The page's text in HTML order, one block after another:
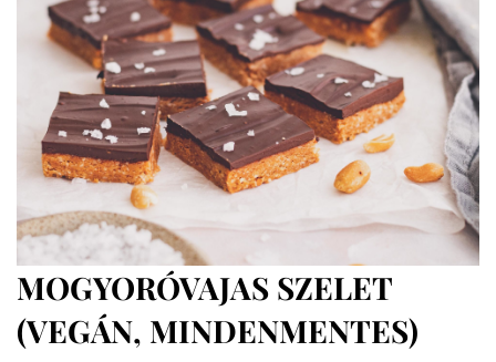
MOGYORÓVAJAS SZELET
(VEGÁN, MINDENMENTES)